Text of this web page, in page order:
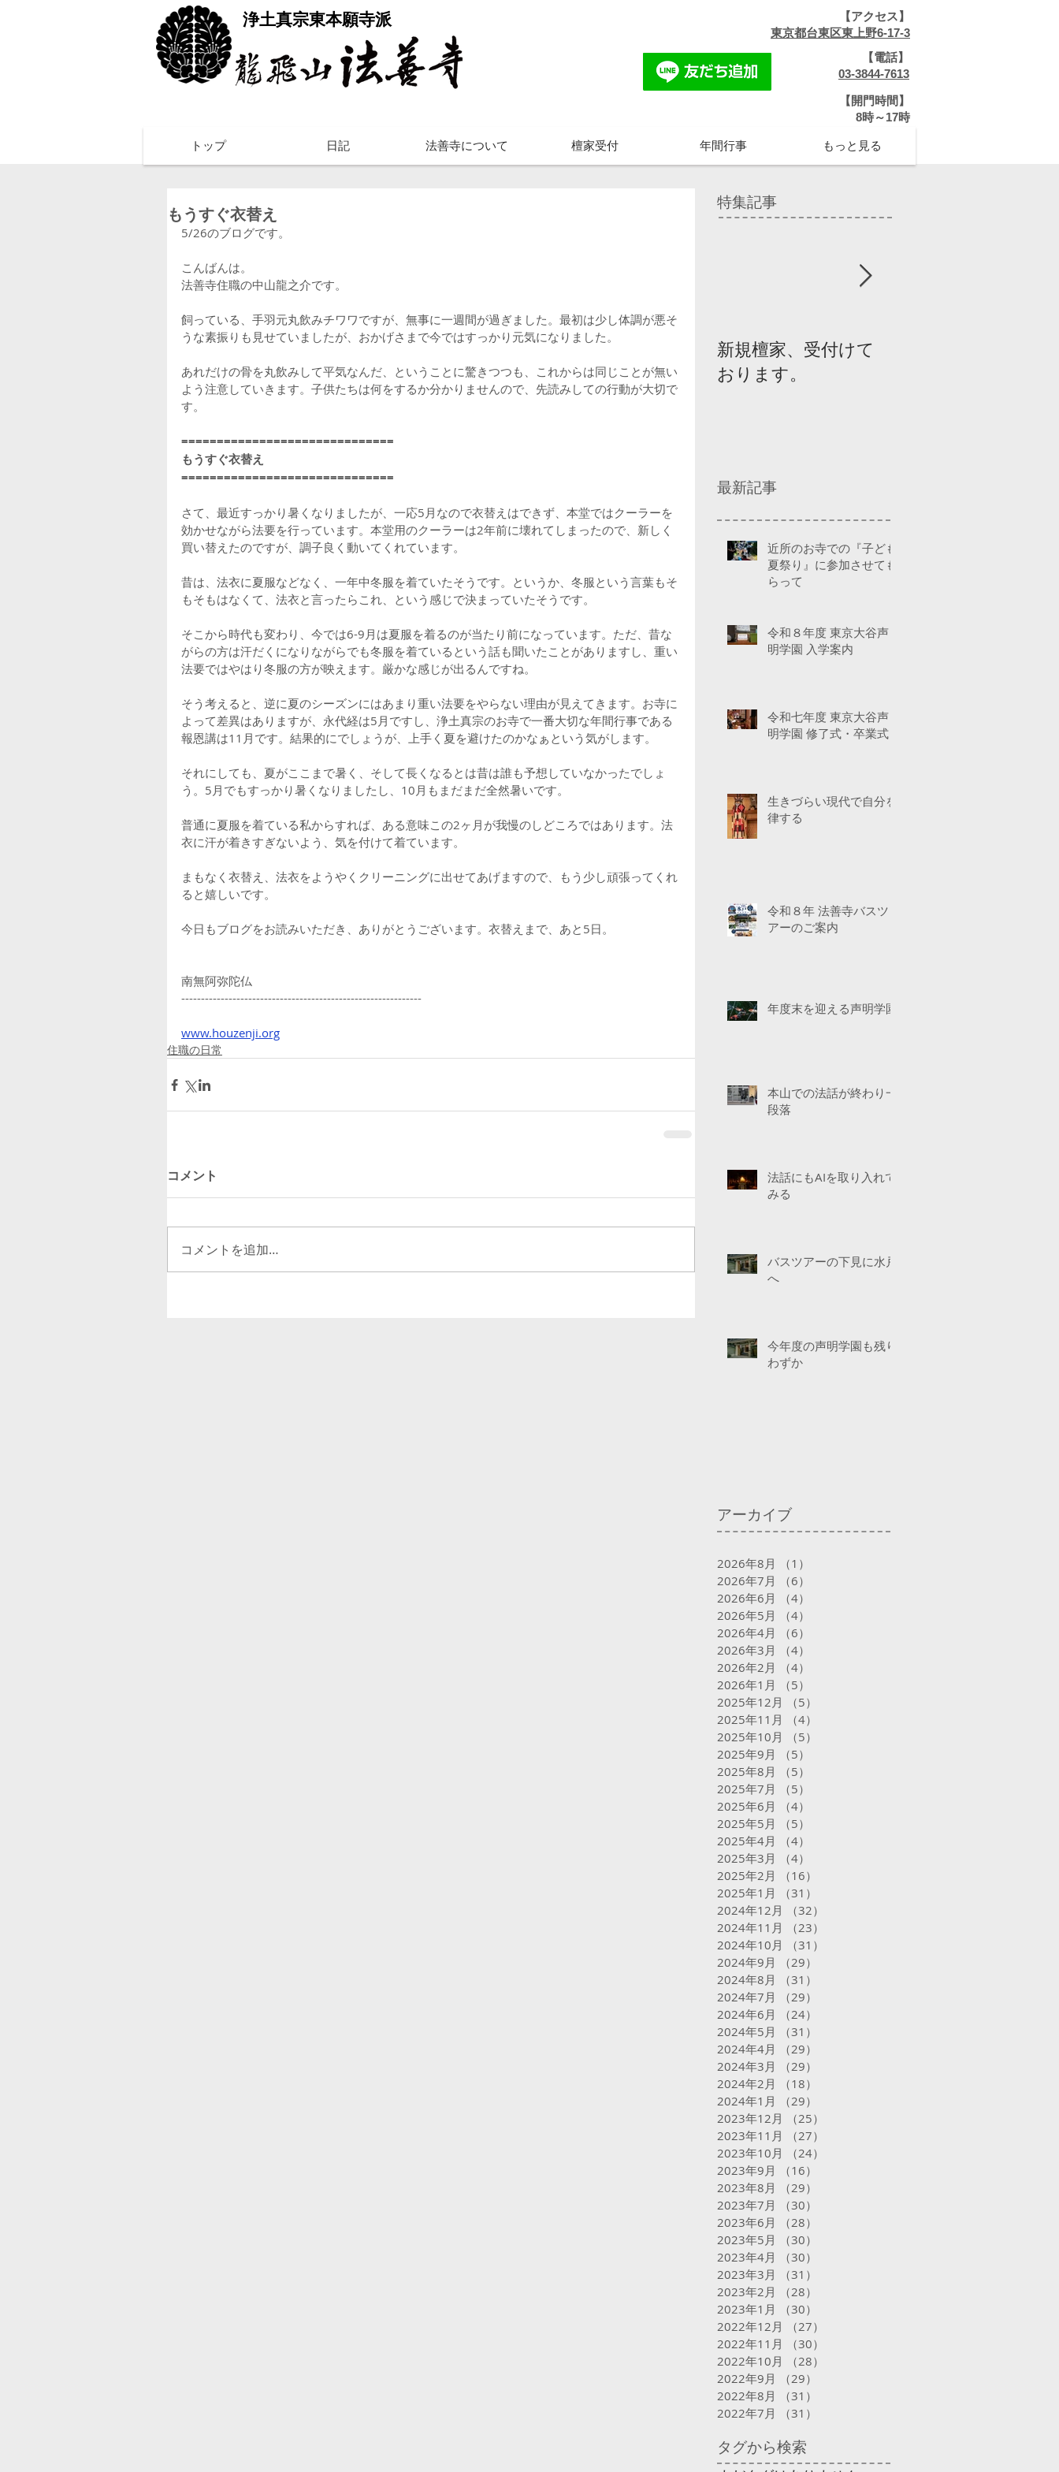
​浄土真宗東本願寺派
【アクセス】
東京都台東区東上野6-17-3
【電話】
03-3844-7613
【開門時間】
​8時～17時
トップ 日記 法善寺について 檀家受付 年間行事 もっと見る
もうすぐ衣替え
5/26のブログです。
こんばんは。
法善寺住職の中山龍之介です。
飼っている、手羽元丸飲みチワワですが、無事に一週間が過ぎました。最初は少し体調が悪そ
うな素振りも見せていましたが、おかげさまで今ではすっかり元気になりました。
あれだけの骨を丸飲みして平気なんだ、ということに驚きつつも、これからは同じことが無い
よう注意していきます。子供たちは何をするか分かりませんので、先読みしての行動が大切で
す。
==============================
もうすぐ衣替え
==============================
さて、最近すっかり暑くなりましたが、一応5月なので衣替えはできず、本堂ではクーラーを
効かせながら法要を行っています。本堂用のクーラーは2年前に壊れてしまったので、新しく
買い替えたのですが、調子良く動いてくれています。
昔は、法衣に夏服などなく、一年中冬服を着ていたそうです。というか、冬服という言葉もそ
もそもはなくて、法衣と言ったらこれ、という感じで決まっていたそうです。
そこから時代も変わり、今では6-9月は夏服を着るのが当たり前になっています。ただ、昔な
がらの方は汗だくになりながらでも冬服を着ているという話も聞いたことがありますし、重い
法要ではやはり冬服の方が映えます。厳かな感じが出るんですね。
そう考えると、逆に夏のシーズンにはあまり重い法要をやらない理由が見えてきます。お寺に
よって差異はありますが、永代経は5月ですし、浄土真宗のお寺で一番大切な年間行事である
報恩講は11月です。結果的にでしょうが、上手く夏を避けたのかなぁという気がします。
それにしても、夏がここまで暑く、そして長くなるとは昔は誰も予想していなかったでしょ
う。5月でもすっかり暑くなりましたし、10月もまだまだ全然暑いです。
普通に夏服を着ている私からすれば、ある意味この2ヶ月が我慢のしどころではあります。法
衣に汗が着きすぎないよう、気を付けて着ています。
まもなく衣替え、法衣をようやくクリーニングに出せてあげますので、もう少し頑張ってくれ
ると嬉しいです。
今日もブログをお読みいただき、ありがとうございます。衣替えまで、あと5日。
南無阿弥陀仏
-------------------------------------------------------------
www.houzenji.org
住職の日常
コメント
コメントを追加…
特集記事
新規檀家、受付けて
おります。
最新記事
近所のお寺での『子ども
夏祭り』に参加させても
らって
令和８年度 東京大谷声
明学園 入学案内
令和七年度 東京大谷声
明学園 修了式・卒業式
生きづらい現代で自分を
律する
令和８年 法善寺バスツ
アーのご案内
年度末を迎える声明学園
本山での法話が終わり一
段落
法話にもAIを取り入れて
みる
バスツアーの下見に水戸
へ
今年度の声明学園も残り
わずか
アーカイブ
2026年8月 （1）
2026年7月
（6）
2026年6月
（4）
2026年5月
（4）
2026年4月
（6）
2026年3月
（4）
2026年2月
（4）
2026年1月
（5）
2025年12月
（5）
2025年11月
（4）
2025年10月
（5）
2025年9月
（5）
2025年8月
（5）
2025年7月
（5）
2025年6月
（4）
2025年5月
（5）
2025年4月
（4）
2025年3月
（4）
2025年2月
（16）
2025年1月
（31）
2024年12月
（32）
2024年11月
（23）
2024年10月
（31）
2024年9月
（29）
2024年8月
（31）
2024年7月
（29）
2024年6月
（24）
2024年5月
（31）
2024年4月
（29）
2024年3月
（29）
2024年2月
（18）
2024年1月
（29）
2023年12月
（25）
2023年11月
（27）
2023年10月
（24）
2023年9月
（16）
2023年8月
（29）
2023年7月
（30）
2023年6月
（28）
2023年5月
（30）
2023年4月
（30）
2023年3月
（31）
2023年2月
（28）
2023年1月
（30）
2022年12月
（27）
2022年11月
（30）
2022年10月
（28）
2022年9月
（29）
2022年8月
（31）
2022年7月
（31）
タグから検索